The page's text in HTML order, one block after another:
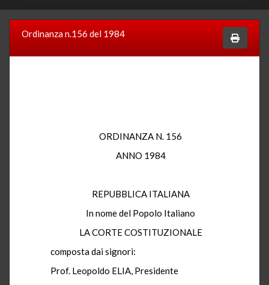
Ordinanza n.156 del 1984
ORDINANZA N. 156
ANNO 1984
REPUBBLICA ITALIANA
In nome del Popolo Italiano
LA CORTE COSTITUZIONALE
composta dai signori:
Prof. Leopoldo ELIA, Presidente